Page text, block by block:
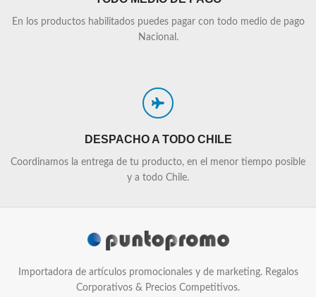
En los productos habilitados puedes pagar con todo medio de pago
Nacional.
DESPACHO A TODO CHILE
Coordinamos la entrega de tu producto, en el menor tiempo posible
y a todo Chile.
Importadora de artículos promocionales y de marketing. Regalos
Corporativos & Precios Competitivos.